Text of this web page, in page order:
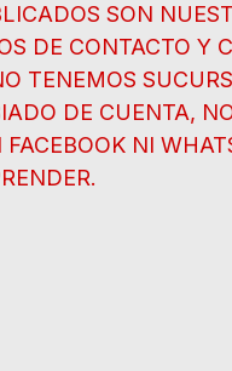
SON
DE CONTACTO Y
TENEMOS
DE CUENTA,
NI